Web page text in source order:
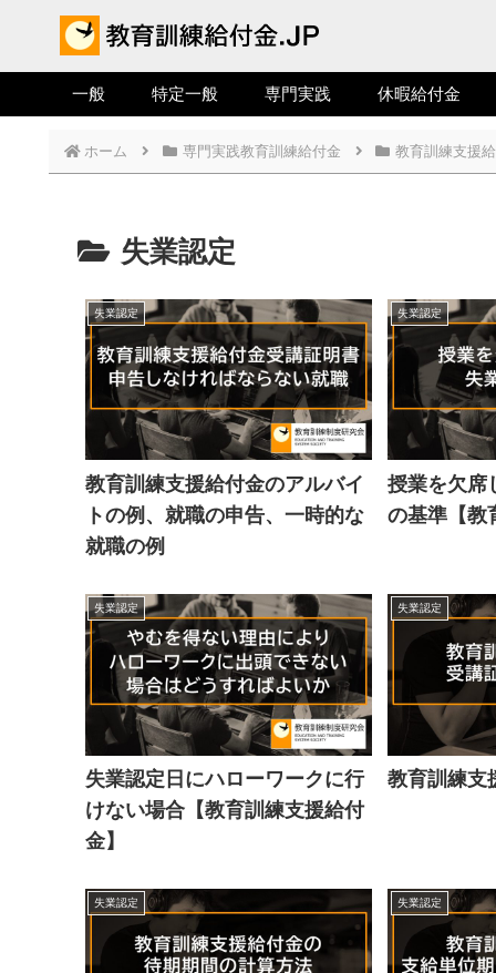
一般 特定一般 専門実践 休暇給付金
ホーム 専門実践教育訓練給付金 教育訓練支援
失業認定
失業認定
教育訓練支援給付金のアルバイ
トの例、就職の申告、一時的な
就職の例
失業認定
授業を欠席
の基準【教
失業認定
失業認定日にハローワークに行
けない場合【教育訓練支援給付
金】
失業認定
教育訓練支
失業認定 失業認定